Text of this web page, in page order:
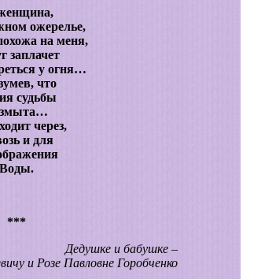
ожерелье,
на меня,
заплачет
у огня…
что
судьбы
через,
и для
Воды.
***
Дедушке и бабушке –
и Розе Павловне Горобченко